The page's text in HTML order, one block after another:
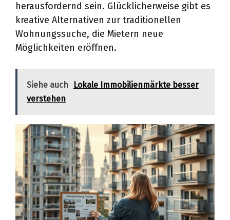
herausfordernd sein. Glücklicherweise gibt es
kreative Alternativen zur traditionellen
Wohnungssuche, die Mietern neue
Möglichkeiten eröffnen.
Siehe auch
Lokale Immobilienmärkte besser
verstehen